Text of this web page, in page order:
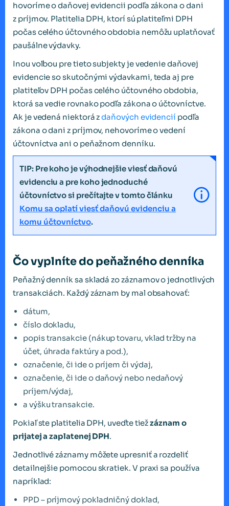
hovoríme o daňovej evidencii podľa zákona o dani
z príjmov. Platitelia DPH, ktorí sú platiteľmi DPH
počas celého účtovného obdobia nemôžu uplatňovať
paušálne výdavky.
Inou voľbou pre tieto subjekty je vedenie daňovej
evidencie so skutočnými výdavkami, teda aj pre
platiteľov DPH počas celého účtovného obdobia,
ktorá sa vedie rovnako podľa zákona o účtovníctve.
Ak je vedená niektorá zdaňových evidencií podľa
zákona o dani z príjmov, nehovoríme o vedení
účtovníctva ani o peňažnom denníku.
TIP: Pre koho je výhodnejšie viesť daňovú
evidenciu a pre koho jednoduché
účtovníctvo si prečítajte v tomto článku
Komu sa oplatí viesť daňovú evidenciu a
komu účtovníctvo.
Čo vyplníte do peňažného denníka
Peňažný denník sa skladá zo záznamov o jednotlivých
transakciách. Každý záznam by mal obsahovať:
dátum,
číslo dokladu,
popis transakcie (nákup tovaru, vklad tržby na
účet, úhrada faktúry a pod.),
označenie, či ide o príjem či výdaj,
označenie, či ide o daňový nebo nedaňový
príjem/výdaj,
a výšku transakcie.
Pokiaľ ste platitelia DPH, uveďte tiežzáznam o
prijatej a zaplatenej DPH.
Jednotlivé záznamy môžete upresniť a rozdeliť
detailnejšie pomocou skratiek. V praxi sa používa
napríklad:
PPD – príjmový pokladničný doklad,